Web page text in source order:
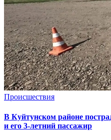
Происшествия
В Куйтунском районе
и его 3-летний пассажир